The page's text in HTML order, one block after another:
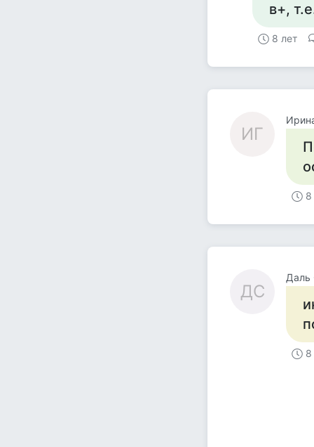
в+,
8 лет
ИГ
8
ДС
Даль
8